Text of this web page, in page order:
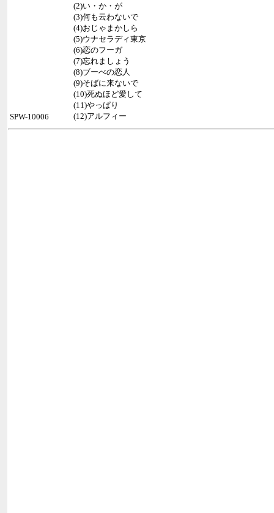
(2)い・か・が
(3)何も云わないで
(4)おじゃまかしら
(5)ウナセラディ東京
(6)恋のフーガ
(7)忘れましょう
(8)ブーべの恋人
(9)そばに来ないで
(10)死ぬほど愛して
(11)やっぱり
(12)アルフィー
SPW-10006